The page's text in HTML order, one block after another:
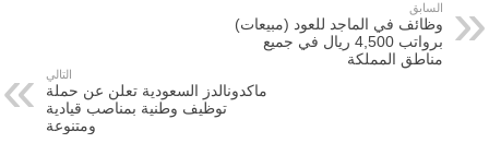
السابق
وظائف في الماجد للعود (مبيعات)
برواتب 4,500 ريال في جميع
مناطق المملكة
التالي
ماكدونالدز السعودية تعلن عن حملة
توظيف وطنية بمناصب قيادية
ومتنوعة